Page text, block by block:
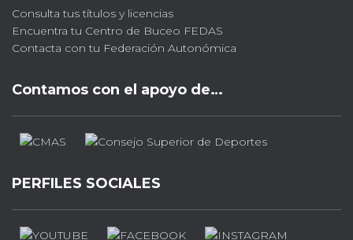
Consulta tus títulos y licencias
Encuentra tu Centro de Buceo FEDAS
Contacta con tu Federación Autonómica
Contamos con el apoyo de…
PERFILES SOCIALES